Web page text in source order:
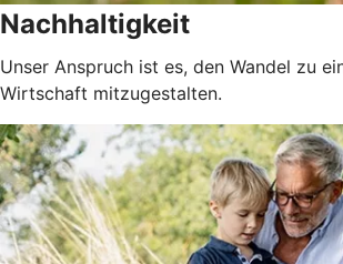
Nachhaltigkeit
Unser Anspruch ist es, den Wandel zu
Wirtschaft mitzugestalten.